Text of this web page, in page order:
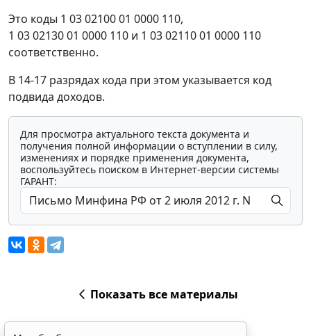
Это коды 1 03 02100 01 0000 110,
1 03 02130 01 0000 110 и 1 03 02110 01 0000 110
соответственно.
В 14-17 разрядах кода при этом указывается код
подвида доходов.
Для просмотра актуального текста документа и
получения полной информации о вступлении в силу,
изменениях и порядке применения документа,
воспользуйтесь поиском в Интернет-версии системы
ГАРАНТ:
Показать все материалы